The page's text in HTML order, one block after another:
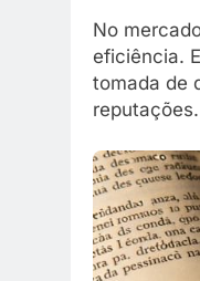
No
eficiência.
tomada de
reputações.